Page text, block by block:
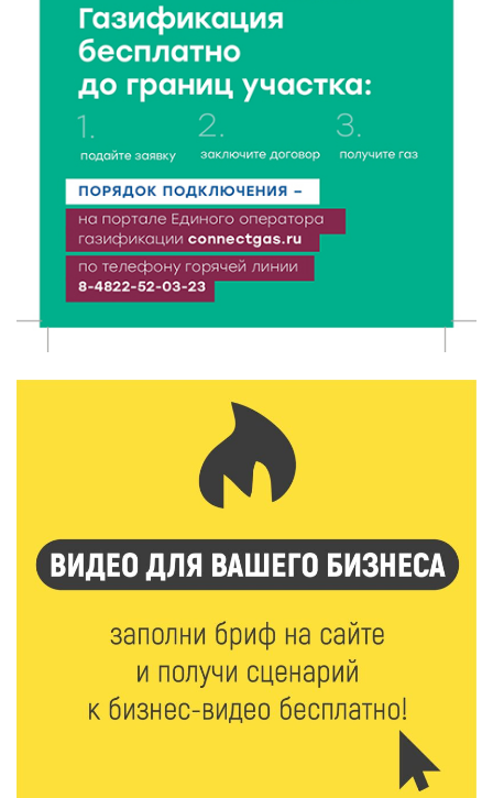
8 Авг 2026 12:37 227
Забыл вещи в транспорте? Рассказываем, что ждёт
пассажиров по новым правилам
8 Авг 2026 12:12 577
Более 40 миллионов на металлургию получил бизнес
Твери
8 Авг 2026 11:37 307
От теории до практики: в детских лагерях Тверской
Арбуз без риска: на что обратить внимание при
покупке — советы Роскачества
8 Авг 2026 10:21 299
Виталий Королев рассказал о доступном спорте
для жителей Верхневолжья
«Эстафету чемпионов» провели на площади
Оленинского Дома культуры